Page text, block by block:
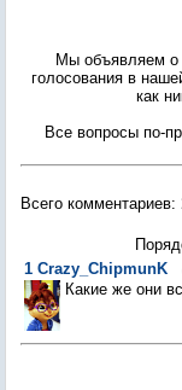
Мы объявляем о
голосования в
как
Все вопросы по-
Всего комментариев:
1 Crazy_ChipmunK
Какие же они